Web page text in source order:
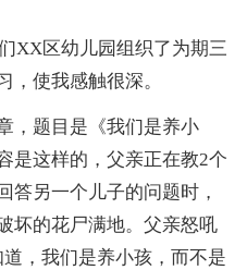
区幼儿园组织了为期三
，使我感触很深。
题目是《我们是养小
是这样的，父亲正在教2个
答另一个儿子的问题时，
坏的花尸满地。父亲怒吼
，我们是养小孩，而不是